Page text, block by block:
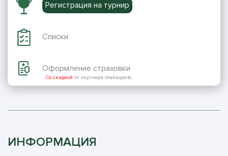
Регистрация на турнир
Списки
Оформление страховки
Со скидкой от партнера shakasports
ИНФОРМАЦИЯ